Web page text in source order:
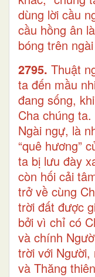
dùng lời cầu
cầu hồng ân
bóng trên
2795. Thuật
ta đến mầu
đang sống,
Cha chúng ta.
Ngài ngự, là
“quê hương”
ta bị lưu đày
còn hối cải
trở về cùng
trời đất được
bởi vì chỉ có
và chính
trời với Người,
và Thăng